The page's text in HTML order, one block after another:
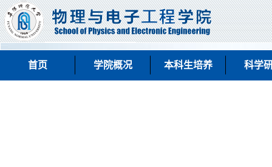
首页 学院概况 本科生培养 科学